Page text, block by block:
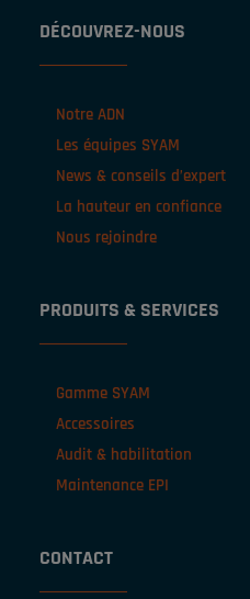
DÉCOUVREZ-NOUS
Notre ADN
Les équipes SYAM
News & conseils d’expert
La hauteur en confiance
Nous rejoindre
PRODUITS & SERVICES
Gamme SYAM
Accessoires
Audit & habilitation
Maintenance EPI
CONTACT